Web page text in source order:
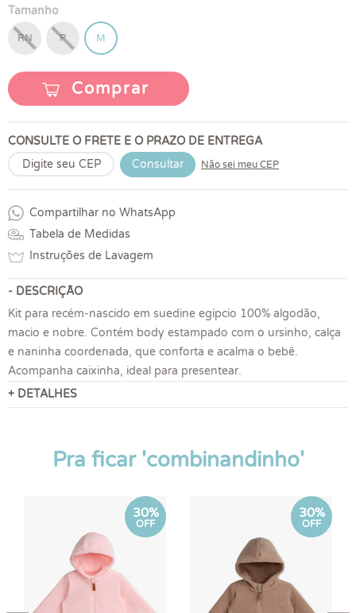
Tamanho
RN P M
Comprar
CONSULTE O FRETE E O PRAZO DE ENTREGA
Consultar
Não sei meu CEP
Compartilhar no WhatsApp
Tabela de Medidas
Instruções de Lavagem
- DESCRIÇÃO
Kit para recém-nascido em suedine egípcio 100% algodão,
macio e nobre. Contém body estampado com o ursinho, calça
e naninha coordenada, que conforta e acalma o bebê.
Acompanha caixinha, ideal para presentear.
+ DETALHES
Pra ficar 'combinandinho'
30%
OFF
30%
OFF